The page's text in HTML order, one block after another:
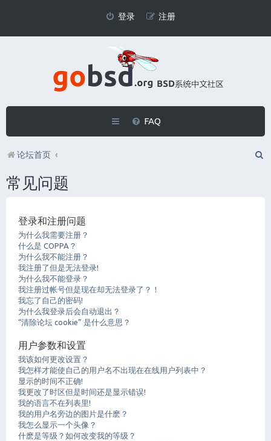
登录 注册
FAQ
论坛首页
常见问题
登录和注册问题
为什么我需要注册？
什么是 COPPA？
为什么我不能注册？
我注册了但是无法登录!
为什么我不能登录？
我注册过帐号但是现在却无法登录了？！
我忘了自己的密码!
为什么我登录后会自动退出？
“清除论坛 cookie” 是什么意思？
用户参数和设置
我该如何更改设置？
我怎样才能使自己的用户名不出现在在线用户列表中？
显示的时间不正确!
我更改了时区但是时间还是显示错误!
我的语言不在列表里!
我的用户名旁边的图片是什麽？
我怎么显示一个头像？
什麽是等级？如何改变我的等级？